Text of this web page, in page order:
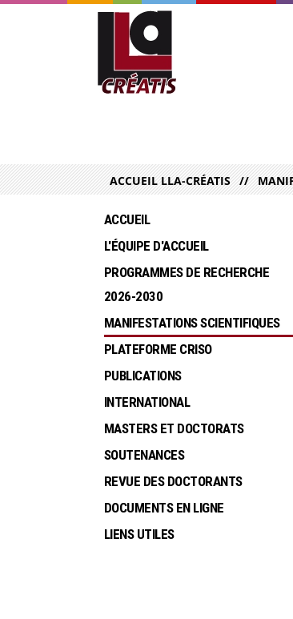
ACCUEIL LLA-CRÉATIS
ACCUEIL
L'ÉQUIPE D'ACCUEIL
PROGRAMMES DE RECHERCHE
2026-2030
MANIFESTATIONS SCIENTIFIQUES
PLATEFORME CRISO
PUBLICATIONS
INTERNATIONAL
MASTERS ET DOCTORATS
SOUTENANCES
REVUE DES DOCTORANTS
DOCUMENTS EN LIGNE
LIENS UTILES